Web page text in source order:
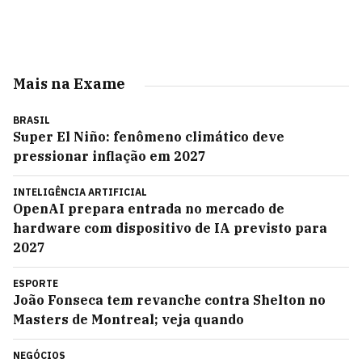
Mais na Exame
BRASIL
Super El Niño: fenômeno climático deve
pressionar inflação em 2027
INTELIGÊNCIA ARTIFICIAL
OpenAI prepara entrada no mercado de
hardware com dispositivo de IA previsto para
2027
ESPORTE
João Fonseca tem revanche contra Shelton no
Masters de Montreal; veja quando
NEGÓCIOS